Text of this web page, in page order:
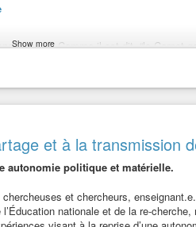
Savoye. Comme il est dit, “le Carnet
?
Show more
et à la transmission
autonomie politique et matérielle.
et chercheurs,
nationale et de la re-cherche,